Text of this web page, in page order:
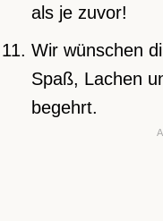
als je zuvor!
Wir wünschen
Spaß, Lachen
begehrt.